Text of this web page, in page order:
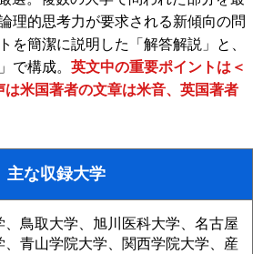
理的思考力が要求される新傾向の問
を簡潔に説明した「解答解説」と、
で構成。英文中の重要ポイントは＜
米国著者の文章は米音、英国著者
主な収録大学
鳥取大学、旭川医科大学、名古屋
、青山学院大学、関西学院大学、産